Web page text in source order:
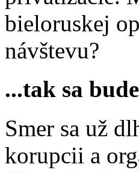
bieloruskej
návštevu?
...tak sa
Smer sa už
korupcii a